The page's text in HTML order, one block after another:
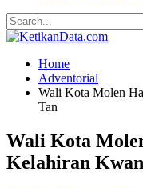
Home
Adventorial
Wali Kota Molen
Tan
Wali Kota
Kelahiran